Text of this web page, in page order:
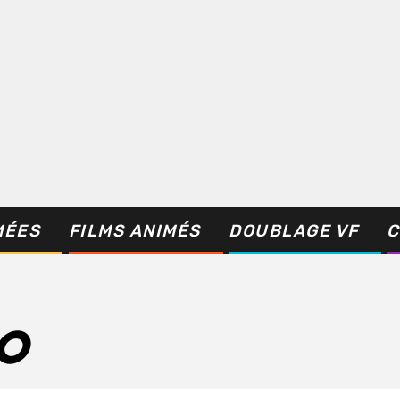
FILMS ANIMÉS DOUBLAGE VF